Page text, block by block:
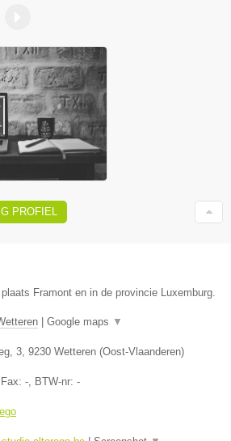
PROFIEL
Framont en in de provincie Luxemburg.
| Google maps ▼
3 9230 Wetteren (Oost-Vlaanderen)
, Fax: - , BTW-nr: -